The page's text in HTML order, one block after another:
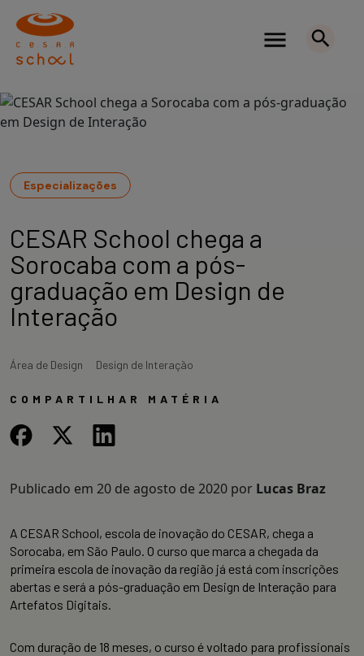
Especializações
CESAR School chega a
Sorocaba com a pós-
graduação em Design de
Interação
Área de Design Design de Interação
COMPARTILHAR MATÉRIA
Publicado em 20 de agosto de 2020 por Lucas Braz
A CESAR School, escola de inovação do CESAR, chega a
Sorocaba, em São Paulo. O curso que marca a chegada da
primeira escola de inovação da região já está com inscrições
abertas e será a pós-graduação em Design de Interação para
Artefatos Digitais.
Com duração de 18 meses, o curso é voltado para profissionais